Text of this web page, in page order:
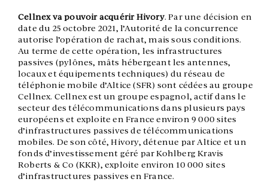
Cellnex va pouvoir acquérir Hivory. Par une décision en
date du 25 octobre 2021, l’Autorité de la concurrence
autorise l’opération de rachat, mais sous conditions.
Au terme de cette opération, les infrastructures
passives (pylônes, mâts hébergeant les antennes,
locaux et équipements techniques) du réseau de
téléphonie mobile d’Altice (SFR) sont cédées au groupe
Cellnex. Cellnex est un groupe espagnol, actif dans le
secteur des télécommunications dans plusieurs pays
européens et exploite en France environ 9 000 sites
d’infrastructures passives de télécommunications
mobiles. De son côté, Hivory, détenue par Altice et un
fonds d’investissement géré par Kohlberg Kravis
Roberts & Co (KKR), exploite environ 10 000 sites
d’infrastructures passives en France.